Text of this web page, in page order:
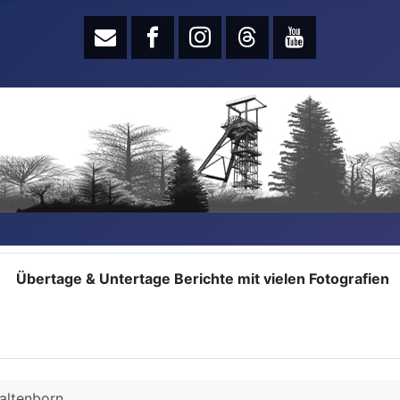
Übertage & Untertage Berichte mit vielen Fotografien